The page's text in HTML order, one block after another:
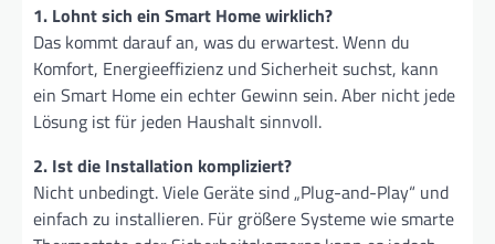
1. Lohnt sich ein Smart Home wirklich?
Das kommt darauf an, was du erwartest. Wenn du
Komfort, Energieeffizienz und Sicherheit suchst, kann
ein Smart Home ein echter Gewinn sein. Aber nicht jede
Lösung ist für jeden Haushalt sinnvoll.
2. Ist die Installation kompliziert?
Nicht unbedingt. Viele Geräte sind „Plug-and-Play“ und
einfach zu installieren. Für größere Systeme wie smarte